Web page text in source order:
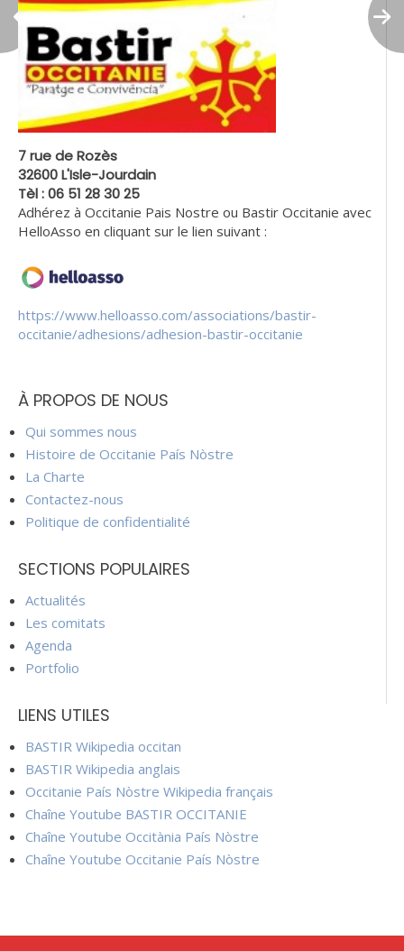
7 rue de Rozès
32600 L'Isle-Jourdain
Tèl : 06 51 28 30 25
Adhérez à Occitanie Pais Nostre ou Bastir Occitanie avec
HelloAsso en cliquant sur le lien suivant :
https://www.helloasso.com/associations/bastir-
occitanie/adhesions/adhesion-bastir-occitanie
À PROPOS DE NOUS
Qui sommes nous
Histoire de Occitanie País Nòstre
La Charte
Contactez-nous
Politique de confidentialité
SECTIONS POPULAIRES
Actualités
Les comitats
Agenda
Portfolio
LIENS UTILES
BASTIR Wikipedia occitan
BASTIR Wikipedia anglais
Occitanie País Nòstre Wikipedia français
Chaîne Youtube BASTIR OCCITANIE
Chaîne Youtube Occitània País Nòstre
Chaîne Youtube Occitanie País Nòstre